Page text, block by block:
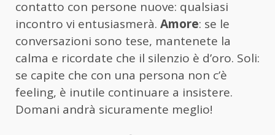
contatto con persone nuove: qualsiasi
incontro vi entusiasmerà. Amore: se le
conversazioni sono tese, mantenete la
calma e ricordate che il silenzio è d’oro. Soli:
se capite che con una persona non c’è
feeling, è inutile continuare a insistere.
Domani andrà sicuramente meglio!